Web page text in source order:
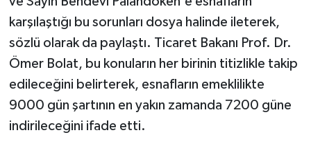
karşılaştığı bu sorunları dosya halinde ileterek,
sözlü olarak da paylaştı. Ticaret Bakanı Prof. Dr.
Ömer Bolat, bu konuların her birinin titizlikle takip
edileceğini belirterek, esnafların emeklilikte
9000 gün şartının en yakın zamanda 7200 güne
indirileceğini ifade etti.